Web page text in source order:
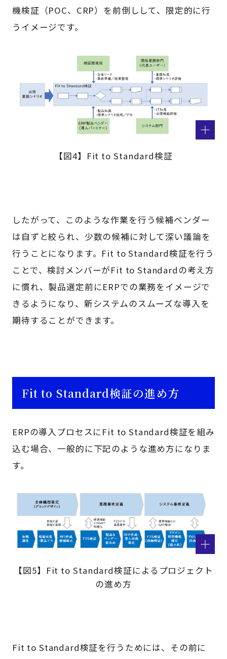
機検証（POC、CRP）を前倒しして、限定的に行
うイメージです。
【図4】Fit to Standard検証
したがって、このような作業を行う候補ベンダー
は自ずと絞られ、少数の候補に対して深い議論を
行うことになります。Fit to Standard検証を行う
ことで、検討メンバーがFit to Standardの考え方
に慣れ、製品選定前にERPでの業務をイメージで
きるようになり、新システムのスムーズな導入を
期待することができます。
Fit to Standard検証の進め方
ERPの導入プロセスにFit to Standard検証を組み
込む場合、一般的に下記のような進め方になりま
す。
【図5】Fit to Standard検証によるプロジェクト
の進め方
Fit to Standard検証を行うためには、その前に